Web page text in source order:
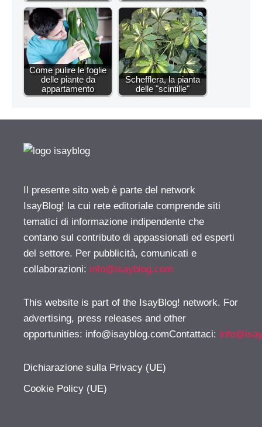
Come pulire le foglie
delle piante da
appartamento
Schefflera, la pianta
delle "scintille"
Il presente sito web è parte del network
IsayBlog! la cui rete editoriale comprende siti
tematici di informazione indipendente che
contano sul contributo di appassionati ed esperti
del settore. Per pubblicità, comunicati e
collaborazioni: info@isayblog.com
This website is part of the IsayBlog! network. For
advertising, press releases and other
opportunities: info@isayblog.comContattaci:
Dichiarazione sulla Privacy (UE)
Cookie Policy (UE)